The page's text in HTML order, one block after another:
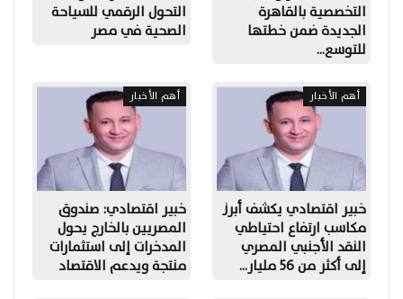
التخصصية بالقاهرة
الجديدة ضمن خطتها
للتوسع…
التحول الرقمي للسياحة
الصحية في مصر
أهم الأخبار
خبير اقتصادي يكشف أبرز
مكاسب ارتفاع احتياطي
النقد الأجنبي المصري
إلى أكثر من 56 مليار…
أهم الأخبار
خبير اقتصادي: صندوق
المصريين بالخارج يحول
المدخرات إلى استثمارات
منتجة ويدعم الاقتصاد